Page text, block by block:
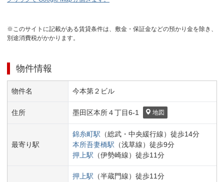
※このサイトに記載がある賃貸条件は、敷金・保証金などの預かり金を除き、
別途消費税がかかります。
物件情報
物件名 今本第２ビル
住所 墨田区本所４丁目6-1 地図
最寄り駅
錦糸町駅 （総武・中央緩行線） 徒歩14分
本所吾妻橋駅 （浅草線） 徒歩9分
押上駅 （伊勢崎線） 徒歩11分
押上駅 （半蔵門線） 徒歩11分